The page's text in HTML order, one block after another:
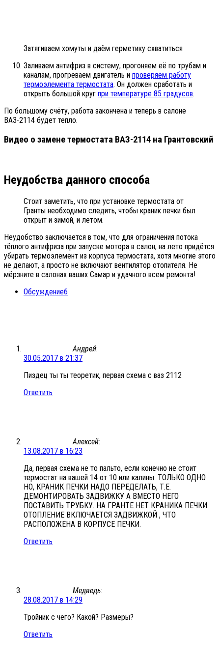
Затягиваем хомуты и даём герметику схватиться
Заливаем антифриз в систему, прогоняем её по трубам и
каналам, прогреваем двигатель и проверяем работу
термоэлемента термостата. Он должен сработать и
открыть большой круг при температуре 85 градусов.
По большому счёту, работа закончена и теперь в салоне
ВАЗ-2114 будет тепло.
Видео о замене термостата ВАЗ-2114 на Грантовский
Неудобства данного способа
Стоит заметить, что при установке термостата от
Гранты необходимо следить, чтобы краник печки был
открыт и зимой, и летом.
Неудобство заключается в том, что для ограничения потока
тёплого антифриза при запуске мотора в салон, на лето придётся
убирать термоэлемент из корпуса термостата, хотя многие этого
не делают, а просто не включают вентилятор отопителя. Не
мёрзните в салонах ваших Самар и удачного всем ремонта!
Обсуждение6
Андрей:
30.05.2017 в 21:37
Пиздец ты ты теоретик, первая схема с ваз 2112
Ответить
Алексей:
13.08.2017 в 16:23
Да, первая схема не то пальто, если конечно не стоит
термостат на вашей 14 от 10 или калины. ТОЛЬКО ОДНО
НО, КРАНИК ПЕЧКИ НАДО ПЕРЕДЕЛАТЬ, Т.Е.
ДЕМОНТИРОВАТЬ ЗАДВИЖКУ А ВМЕСТО НЕГО
ПОСТАВИТЬ ТРУБКУ. НА ГРАНТЕ НЕТ КРАНИКА ПЕЧКИ.
ОТОПЛЕНИЕ ВКЛЮЧАЕТСЯ ЗАДВИЖКОЙ , ЧТО
РАСПОЛОЖЕНА В КОРПУСЕ ПЕЧКИ.
Ответить
Медведь:
28.08.2017 в 14:29
Тройник с чего? Какой? Размеры?
Ответить